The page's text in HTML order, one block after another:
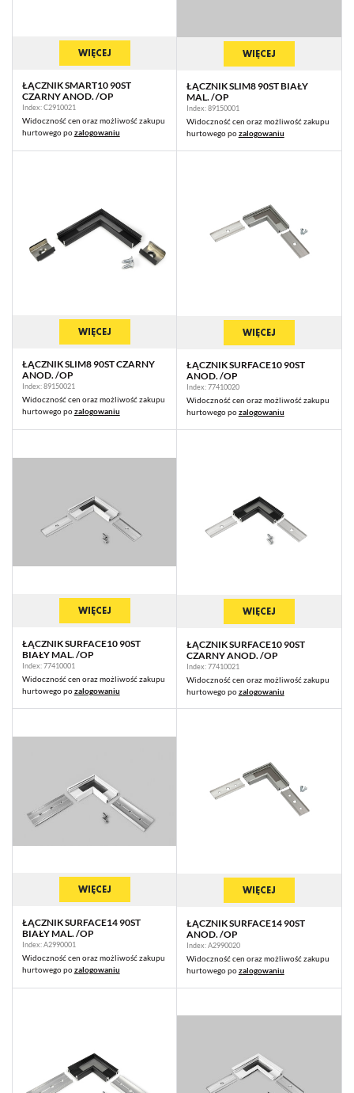
WIĘCEJ
ŁĄCZNIK SMART10 90ST
CZARNY ANOD. /OP
Index: C2910021
Widoczność cen oraz możliwość zakupu
hurtowego pozalogowaniu
WIĘCEJ
ŁĄCZNIK SLIM8 90ST BIAŁY
MAL. /OP
Index: 89150001
Widoczność cen oraz możliwość zakupu
hurtowego pozalogowaniu
WIĘCEJ
ŁĄCZNIK SLIM8 90ST CZARNY
ANOD. /OP
Index: 89150021
Widoczność cen oraz możliwość zakupu
hurtowego pozalogowaniu
WIĘCEJ
ŁĄCZNIK SURFACE10 90ST
ANOD. /OP
Index: 77410020
Widoczność cen oraz możliwość zakupu
hurtowego pozalogowaniu
WIĘCEJ
ŁĄCZNIK SURFACE10 90ST
BIAŁY MAL. /OP
Index: 77410001
Widoczność cen oraz możliwość zakupu
hurtowego pozalogowaniu
WIĘCEJ
ŁĄCZNIK SURFACE10 90ST
CZARNY ANOD. /OP
Index: 77410021
Widoczność cen oraz możliwość zakupu
hurtowego pozalogowaniu
WIĘCEJ
ŁĄCZNIK SURFACE14 90ST
BIAŁY MAL. /OP
Index: A2990001
Widoczność cen oraz możliwość zakupu
hurtowego pozalogowaniu
WIĘCEJ
ŁĄCZNIK SURFACE14 90ST
ANOD. /OP
Index: A2990020
Widoczność cen oraz możliwość zakupu
hurtowego pozalogowaniu